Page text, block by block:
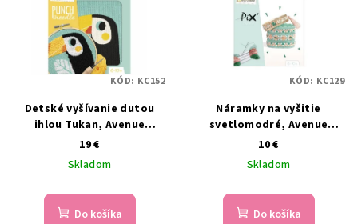
Detské vyšívanie dutou
ihlou Tukan, Avenue
Mandarine
19 €
Skladom
Do košíka
KÓD: KC152
Náramky na vyšitie
svetlomodré, Avenue
Mandarine
10 €
Skladom
Do košíka
KÓD: KC129